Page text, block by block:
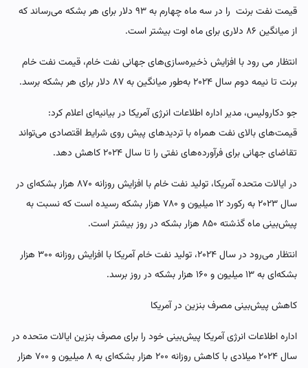
قیمت نفت برنت را در سه ماه چهارم به ۹۳ دلار برای هر بشکه می‌رساند که
از میانگین ۸۶ دلاری برای ماه اوت بیشتر است.
انتظار می رود با افزایش ذخیره‌سازی‌های جهانی نفت خام، قیمت نفت خام
برنت تا نیمه دوم سال ۲۰۲۴ به‌طور میانگین به ۸۷ دلار برای هر بشکه برسد.
جو دکارولیس، مدیر اداره اطلاعات انرژی آمریکا در بیانیه‌ای اعلام کرد:
قیمت‌های بالای نفت همراه با تردیدهای پیش روی شرایط اقتصادی می‌تواند
تقاضای جهانی برای فرآورده‌های نفتی را تا سال ۲۰۲۴ کاهش دهد.
در ایالات متحده آمریکا، تولید نفت خام با افزایش روزانه ۸۷۰ هزار بشکه‌ای در
سال ۲۰۲۳ به رکورد ۱۲ میلیون و ۷۸۰ هزار بشکه رسیده است که نسبت به
پیش‌بینی ماه گذشته ۸۵۰ هزار بشکه در روز بیشتر است.
انتظار می‌رود در سال ۲۰۲۴، تولید نفت خام آمریکا با افزایش روزانه ۳۰۰ هزار
بشکه‌ای به ۱۳ میلیون و ۱۶۰ هزار بشکه در روز برسد.
کاهش پیش‌بینی مصرف بنزین در آمریکا
اداره اطلاعات انرژی آمریکا پیش‌بینی خود را برای مصرف بنزین ایالات متحده در
سال ۲۰۲۴ میلادی با کاهش روزانه ۲۰۰ هزار بشکه‌ای به ۸ میلیون و ۷۰۰ هزار